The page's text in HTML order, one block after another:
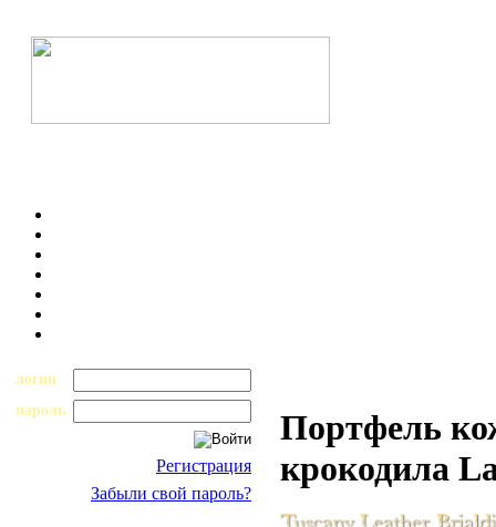
логин
пароль
Регистрация
Забыли свой пароль?
Портфель
крокодила